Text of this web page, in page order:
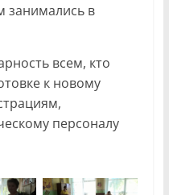
занимались в
всем, кто
к новому
персоналу